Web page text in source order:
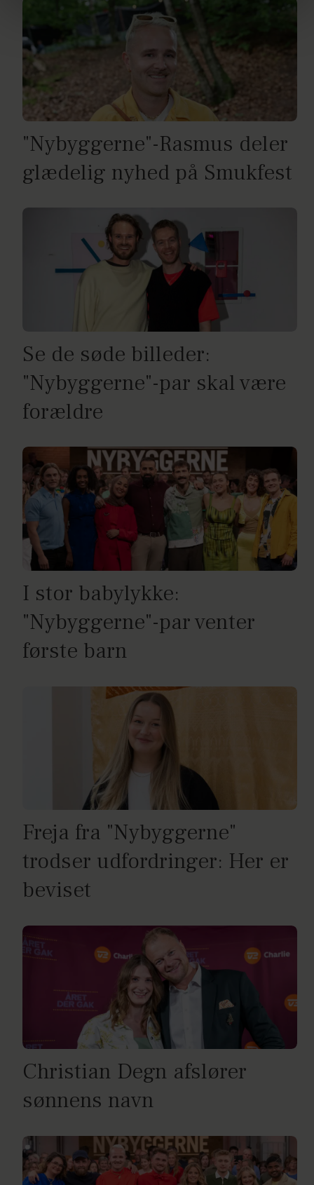
dine personoplysninger i forbindelse hermed i både
vores
privatlivspolitik
"Nybyggerne"-Rasmus deler
glædelig nyhed på Smukfest
Se de søde billeder:
"Nybyggerne"-par skal være
forældre
I stor babylykke:
"Nybyggerne"-par venter
første barn
Freja fra "Nybyggerne"
trodser udfordringer: Her er
beviset
Christian Degn afslører
sønnens navn